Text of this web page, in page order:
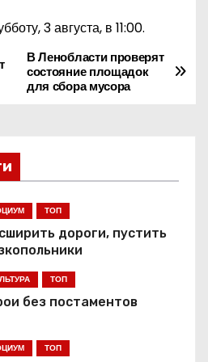
3 августа, в 11:00.
В Ленобласти проверят
состояние площадок
для сбора мусора
ТОП
дороги, пустить
ТОП
без постаментов
ТОП